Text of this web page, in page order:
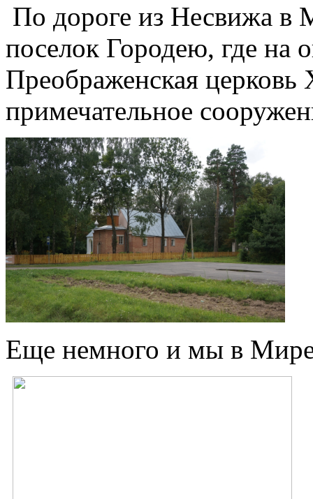
По дороге из Несвижа в
поселок Городею, где на
Преображенская
примечательное
Еще немного и мы в